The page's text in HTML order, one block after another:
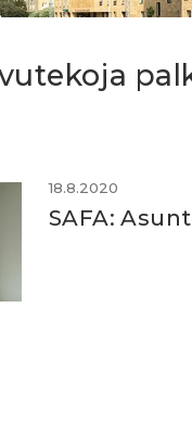
18.8.2020
SAFA: